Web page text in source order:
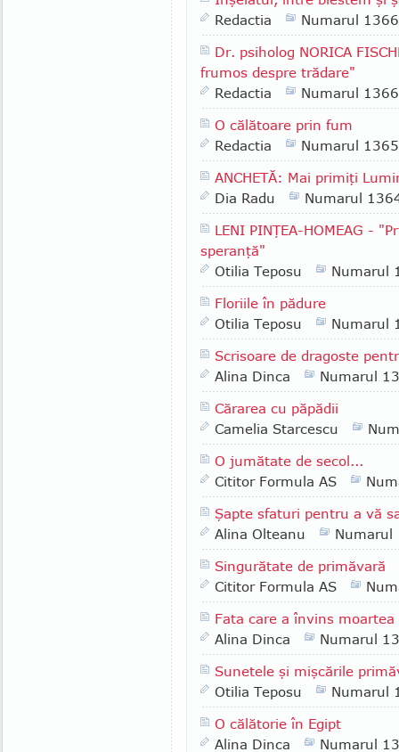
Redactia
Numarul 1366
Dr. psiholog NORICA
frumos despre trădare"
Redactia
Numarul 1366
O călătoare prin fum
Redactia
Numarul 1365
ANCHETĂ: Mai primiţi
Dia Radu
Numarul
LENI PINŢEA-HOMEAG -
speranţă"
Otilia Teposu
Numarul
Floriile în pădure
Otilia Teposu
Numarul
Scrisoare de dragoste
Alina Dinca
Numarul
Cărarea cu păpădii
Camelia Starcescu
O jumătate de secol...
Cititor Formula AS
Şapte sfaturi pentru a vă
Alina Olteanu
Numarul
Singurătate de primăvară
Cititor Formula AS
Fata care a învins
Alina Dinca
Numarul
Sunetele şi mişcările
Otilia Teposu
Numarul
O călătorie în Egipt
Alina Dinca
Numarul